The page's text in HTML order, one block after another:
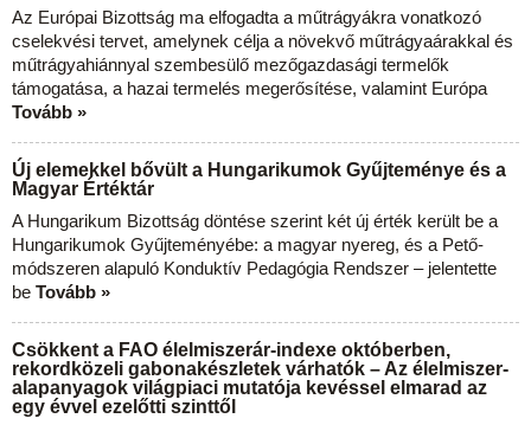
Az Európai Bizottság ma elfogadta a műtrágyákra vonatkozó
cselekvési tervet, amelynek célja a növekvő műtrágyaárakkal és
műtrágyahiánnyal szembesülő mezőgazdasági termelők
támogatása, a hazai termelés megerősítése, valamint Európa
Tovább »
Új elemekkel bővült a Hungarikumok Gyűjteménye és a
Magyar Értéktár
A Hungarikum Bizottság döntése szerint két új érték került be a
Hungarikumok Gyűjteményébe: a magyar nyereg, és a Pető-
módszeren alapuló Konduktív Pedagógia Rendszer – jelentette
be Tovább »
Csökkent a FAO élelmiszerár-indexe októberben,
rekordközeli gabonakészletek várhatók – Az élelmiszer-
alapanyagok világpiaci mutatója kevéssel elmarad az
egy évvel ezelőtti szinttől